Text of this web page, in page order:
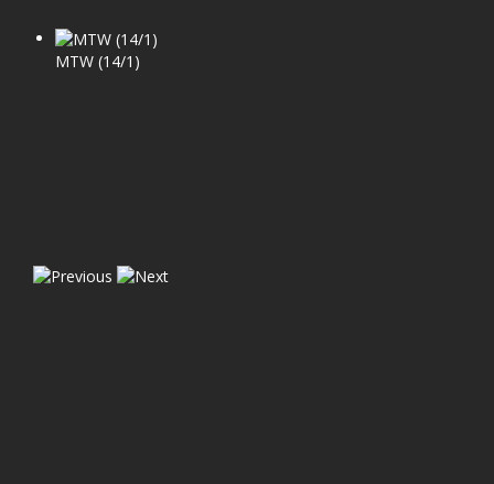
MTW (14/1)